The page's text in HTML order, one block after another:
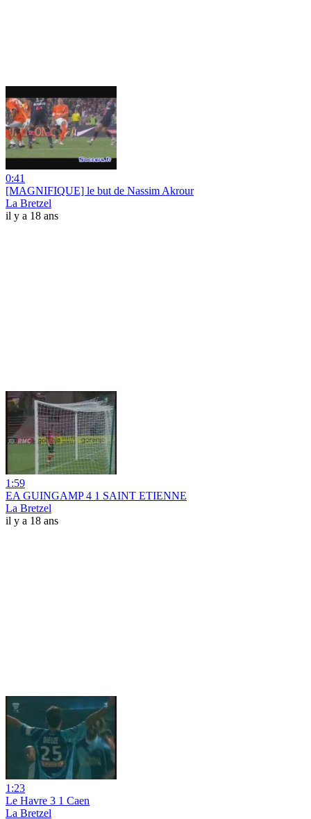
0:41
[MAGNIFIQUE] le but de Nassim Akrour
La Bretzel
il y a 18 ans
1:59
EA GUINGAMP 4 1 SAINT ETIENNE
La Bretzel
il y a 18 ans
1:23
Le Havre 3 1 Caen
La Bretzel